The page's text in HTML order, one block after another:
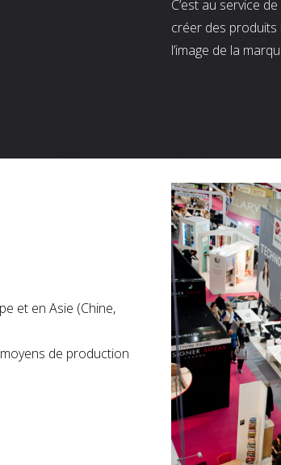
C’est au service
créer des produits
l’image de la
et en Asie (Chine,
de production